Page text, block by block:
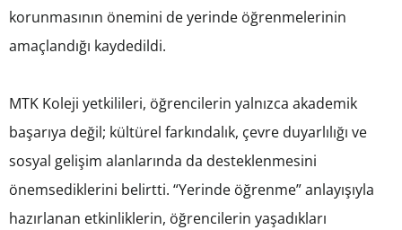
korunmasının önemini de yerinde öğrenmelerinin
amaçlandığı kaydedildi.
MTK Koleji yetkilileri, öğrencilerin yalnızca akademik
başarıya değil; kültürel farkındalık, çevre duyarlılığı ve
sosyal gelişim alanlarında da desteklenmesini
önemsediklerini belirtti. “Yerinde öğrenme” anlayışıyla
hazırlanan etkinliklerin, öğrencilerin yaşadıkları